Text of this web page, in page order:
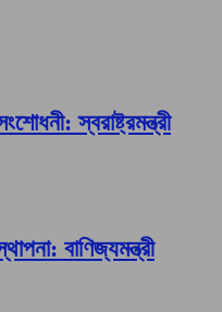
স্বরাষ্ট্রমন্ত্রী
বাণিজ্যমন্ত্রী